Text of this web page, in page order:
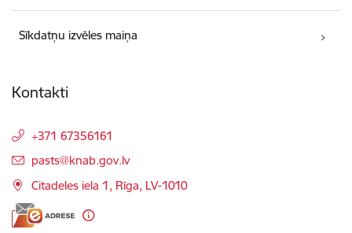
Sīkdatņu izvēles maiņa
Kontakti
+371 67356161
E-pasts:
pasts@knab.gov.lv
Citadeles iela 1, Rīga, LV-1010